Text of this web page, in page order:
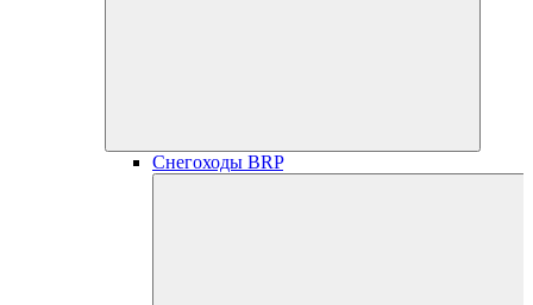
Снегоходы BRP